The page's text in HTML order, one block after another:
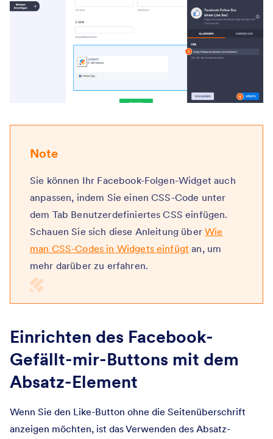
Note
Sie können Ihr Facebook-Folgen-Widget auch
anpassen, indem Sie einen CSS-Code unter
dem Tab Benutzerdefiniertes CSS einfügen.
Schauen Sie sich diese Anleitung überWie
man CSS-Codes in Widgets einfügt an, um
mehr darüber zu erfahren.
Einrichten des Facebook-
Gefällt-mir-Buttons mit dem
Absatz-Element
Wenn Sie den Like-Button ohne die Seitenüberschrift
anzeigen möchten, ist das Verwenden des Absatz-